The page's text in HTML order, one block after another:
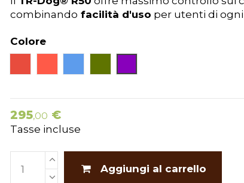
combinando facilità d'uso per utenti di
Colore
295,00 €
Tasse incluse
Aggiungi al carrello